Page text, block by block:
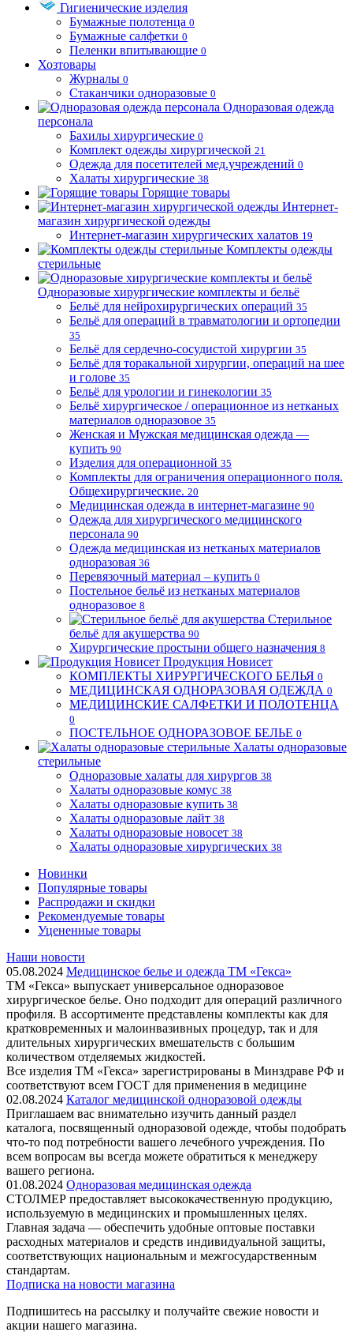
Гигиенические изделия
Бумажные полотенца 0
Бумажные салфетки 0
Пеленки впитывающие 0
Хозтовары
Журналы 0
Стаканчики одноразовые 0
Одноразовая одежда
персонала
Бахилы хирургические 0
Комплект одежды хирургической 21
Одежда для посетителей мед.учреждений 0
Халаты хирургические 38
Горящие товары
Интернет-
магазин хирургической одежды
Интернет-магазин хирургических халатов 19
Комплекты одежды
стерильные
Одноразовые хирургические комплекты и бельё
Бельё для нейрохирургических операций 35
Бельё для операций в травматологии и ортопедии
35
Бельё для сердечно-сосудистой хирургии 35
Бельё для торакальной хирургии, операций на шее
и голове 35
Бельё для урологии и гинекологии 35
Бельё хирургическое / операционное из нетканых
материалов одноразовое 35
Женская и Мужская медицинская одежда —
купить 90
Изделия для операционной 35
Комплекты для ограничения операционного поля.
Общехирургические. 20
Медицинская одежда в интернет-магазине 90
Одежда для хирургического медицинского
персонала 90
Одежда медицинская из нетканых материалов
одноразовая 36
Перевязочный материал – купить 0
Постельное бельё из нетканых материалов
одноразовое 8
Стерильное
бельё для акушерства 90
Хирургические простыни общего назначения 8
Продукция Новисет
КОМПЛЕКТЫ ХИРУРГИЧЕСКОГО БЕЛЬЯ 0
МЕДИЦИНСКАЯ ОДНОРАЗОВАЯ ОДЕЖДА 0
МЕДИЦИНСКИЕ САЛФЕТКИ И ПОЛОТЕНЦА
0
ПОСТЕЛЬНОЕ ОДНОРАЗОВОЕ БЕЛЬЕ 0
Халаты одноразовые
стерильные
Одноразовые халаты для хирургов 38
Халаты одноразовые комус 38
Халаты одноразовые купить 38
Халаты одноразовые лайт 38
Халаты одноразовые новосет 38
Халаты одноразовые хирургических 38
Новинки
Популярные товары
Распродажи и скидки
Рекомендуемые товары
Уцененные товары
Наши новости
05.08.2024 Медицинское белье и одежда ТМ «Гекса»
ТМ «Гекса» выпускает универсальное одноразовое
хирургическое белье. Оно подходит для операций различного
профиля. В ассортименте представлены комплекты как для
кратковременных и малоинвазивных процедур, так и для
длительных хирургических вмешательств с большим
количеством отделяемых жидкостей.
Все изделия ТМ «Гекса» зарегистрированы в Минздраве РФ и
соответствуют всем ГОСТ для применения в медицине
02.08.2024 Каталог медицинской одноразовой одежды
Приглашаем вас внимательно изучить данный раздел
каталога, посвященный одноразовой одежде, чтобы подобрать
что-то под потребности вашего лечебного учреждения. По
всем вопросам вы всегда можете обратиться к менеджеру
вашего региона.
01.08.2024 Одноразовая медицинская одежда
СТОЛМЕР предоставляет высококачественную продукцию,
используемую в медицинских и промышленных целях.
Главная задача — обеспечить удобные оптовые поставки
расходных материалов и средств индивидуальной защиты,
соответствующих национальным и межгосударственным
стандартам.
Подписка на новости магазина
Подпишитесь на рассылку и получайте свежие новости и
акции нашего магазина.